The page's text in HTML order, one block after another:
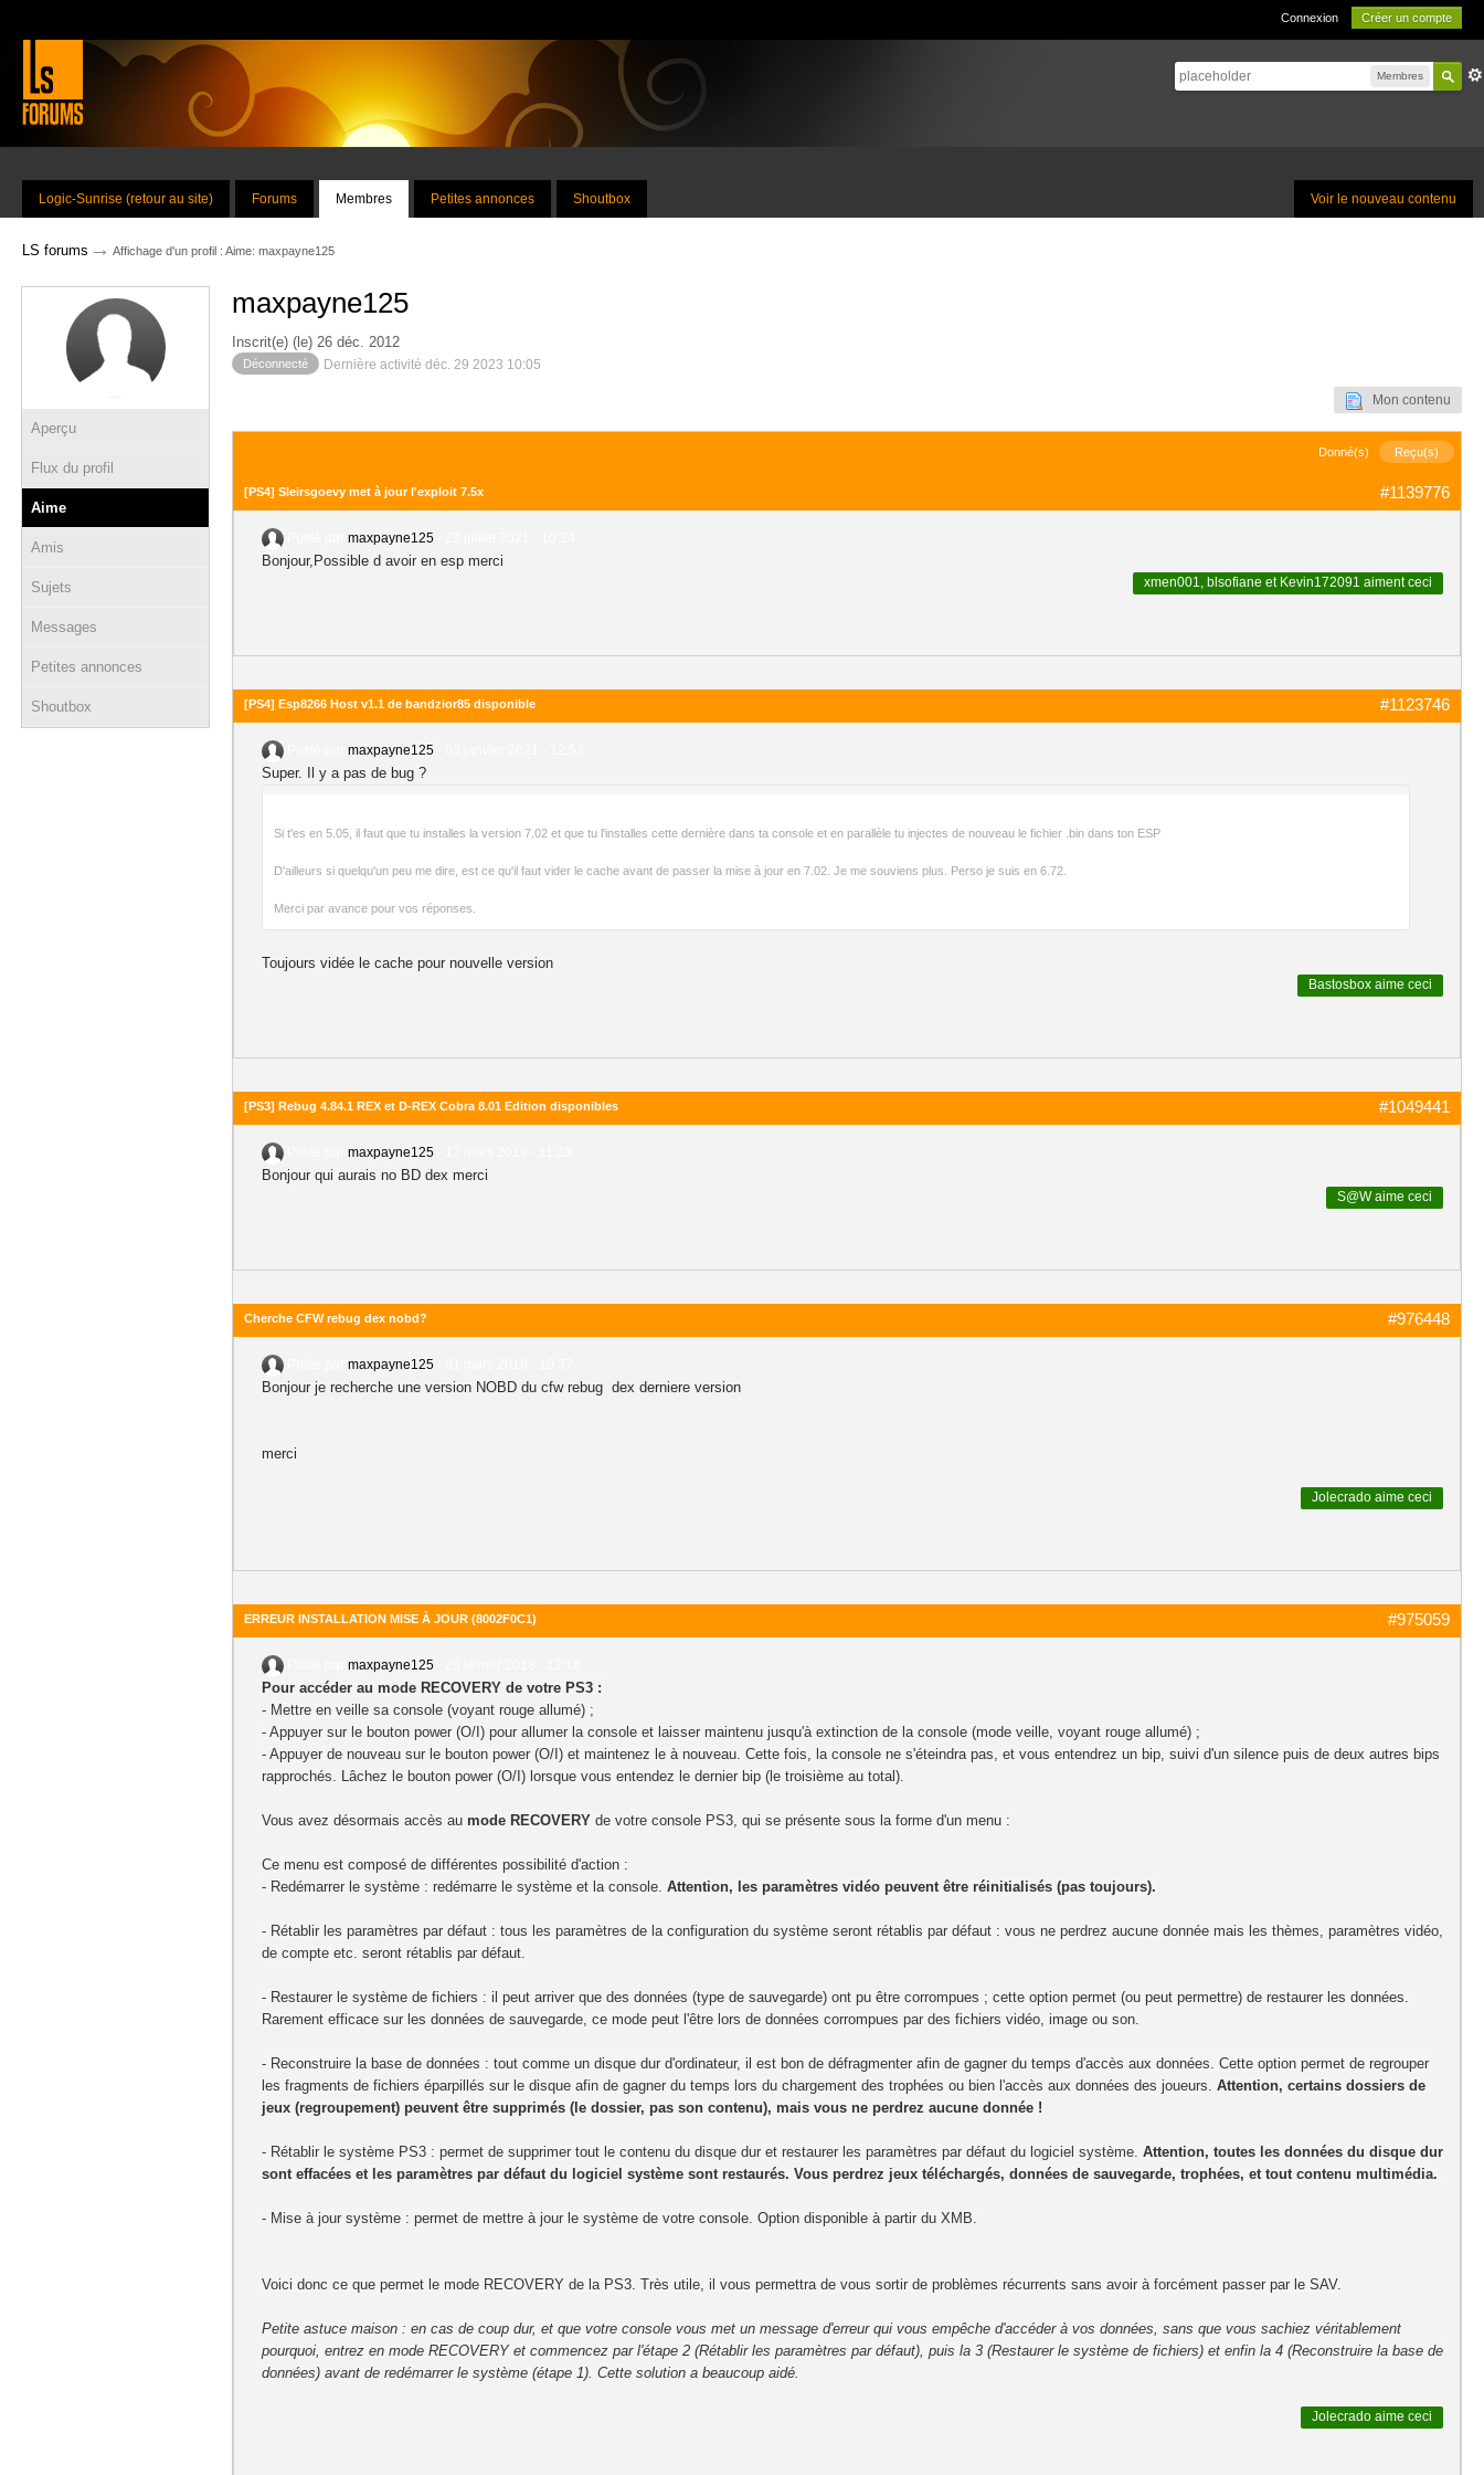
Connexion Créer un compte
Membres
Voir le nouveau contenu
Logic-Sunrise (retour au site) Forums Membres Petites annonces Shoutbox
LS forums → Affichage d'un profil : Aime: maxpayne125
Aperçu
Flux du profil
Aime
Amis
Sujets
Messages
Petites annonces
Shoutbox
maxpayne125
Inscrit(e) (le) 26 déc. 2012
Déconnecté Dernière activité déc. 29 2023 10:05
Mon contenu
Donné(s) Reçu(s)
#1139776
[PS4] Sleirsgoevy met à jour l'exploit 7.5x
maxpayne125
Bonjour,Possible d avoir en esp merci
xmen001, blsofiane et Kevin172091 aiment ceci
#1123746
[PS4] Esp8266 Host v1.1 de bandzior85 disponible
maxpayne125
Super. Il y a pas de bug ?
Si t'es en 5.05, il faut que tu installes la version 7.02 et que tu l'installes cette dernière dans ta console et en parallèle tu injectes de nouveau le fichier .bin dans ton ESP
D'ailleurs si quelqu'un peu me dire, est ce qu'il faut vider le cache avant de passer la mise à jour en 7.02. Je me souviens plus. Perso je suis en 6.72.
Merci par avance pour vos réponses.
Toujours vidée le cache pour nouvelle version
Bastosbox aime ceci
#1049441
[PS3] Rebug 4.84.1 REX et D-REX Cobra 8.01 Edition disponibles
maxpayne125
Bonjour qui aurais no BD dex merci
S@Waime ceci
#976448
Cherche CFW rebug dex nobd?
maxpayne125
Bonjour je recherche une version NOBD du cfw rebug dex derniere version
merci
Jolecrado aime ceci
#975059
ERREUR INSTALLATION MISE À JOUR (8002F0C1)
maxpayne125
Pour accéder au mode RECOVERY de votre PS3 :
- Mettre en veille sa console (voyant rouge allumé) ;
- Appuyer sur le bouton power (O/I) pour allumer la console et laisser maintenu jusqu'à extinction de la console (mode veille, voyant rouge allumé) ;
- Appuyer de nouveau sur le bouton power (O/I) et maintenez le à nouveau. Cette fois, la console ne s'éteindra pas, et vous entendrez un bip, suivi d'un silence puis de deux autres bips
rapprochés. Lâchez le bouton power (O/I) lorsque vous entendez le dernier bip (le troisième au total).
Vous avez désormais accès au mode RECOVERY de votre console PS3, qui se présente sous la forme d'un menu :
Ce menu est composé de différentes possibilité d'action :
- Redémarrer le système : redémarre le système et la console. Attention, les paramètres vidéo peuvent être réinitialisés (pas toujours).
- Rétablir les paramètres par défaut : tous les paramètres de la configuration du système seront rétablis par défaut : vous ne perdrez aucune donnée mais les thèmes, paramètres vidéo,
de compte etc. seront rétablis par défaut.
- Restaurer le système de fichiers : il peut arriver que des données (type de sauvegarde) ont pu être corrompues ; cette option permet (ou peut permettre) de restaurer les données.
Rarement efficace sur les données de sauvegarde, ce mode peut l'être lors de données corrompues par des fichiers vidéo, image ou son.
- Reconstruire la base de données : tout comme un disque dur d'ordinateur, il est bon de défragmenter afin de gagner du temps d'accès aux données. Cette option permet de regrouper
les fragments de fichiers éparpillés sur le disque afin de gagner du temps lors du chargement des trophées ou bien l'accès aux données des joueurs. Attention, certains dossiers de
jeux (regroupement) peuvent être supprimés (le dossier, pas son contenu), mais vous ne perdrez aucune donnée !
- Rétablir le système PS3 : permet de supprimer tout le contenu du disque dur et restaurer les paramètres par défaut du logiciel système. Attention, toutes les données du disque dur
sont effacées et les paramètres par défaut du logiciel système sont restaurés. Vous perdrez jeux téléchargés, données de sauvegarde, trophées, et tout contenu multimédia.
- Mise à jour système : permet de mettre à jour le système de votre console. Option disponible à partir du XMB.
Voici donc ce que permet le mode RECOVERY de la PS3. Très utile, il vous permettra de vous sortir de problèmes récurrents sans avoir à forcément passer par le SAV.
Petite astuce maison : en cas de coup dur, et que votre console vous met un message d'erreur qui vous empêche d'accéder à vos données, sans que vous sachiez véritablement
pourquoi, entrez en mode RECOVERY et commencez par l'étape 2 (Rétablir les paramètres par défaut), puis la 3 (Restaurer le système de fichiers) et enfin la 4 (Reconstruire la base de
données) avant de redémarrer le système (étape 1). Cette solution a beaucoup aidé.
Jolecrado aime ceci